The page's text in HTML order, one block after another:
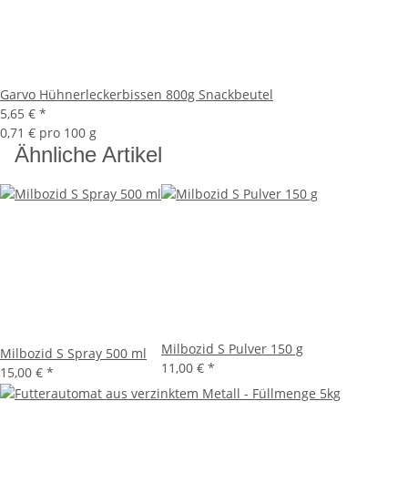
Garvo Hühnerleckerbissen 800g Snackbeutel
5,65 € *
0,71 € pro 100 g
Ähnliche Artikel
Milbozid S Spray 500 ml
15,00 € *
Milbozid S Pulver 150 g
11,00 € *